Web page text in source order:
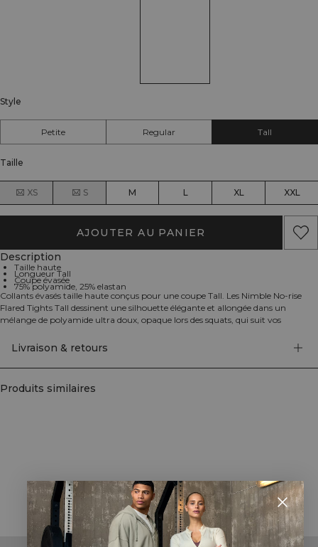
Style
Petite Regular Tall
Taille
XS S M L XL XXL
AJOUTER AU PANIER
Description
Taille haute
Longueur Tall
Coupe évasée
75% polyamide, 25% elastan
Collants évasés taille haute conçus pour une coupe Tall. Les Nimble No-rise
Flared Tights Tall dessinent une silhouette élégante et allongée dans un
mélange de polyamide ultra doux, opaque lors des squats, qui suit vos
en place sans pincer, et l’évasé subtil du genou à l’ourlet crée un look raffiné à
de jambe est adaptée aux tailles 173–180 cm pour tomber parfaitement sans
Livraison & retours
Produits similaires
STYLE WITH